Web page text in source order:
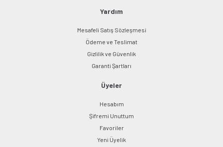
Yardım
Mesafeli Satış Sözleşmesi
Ödeme ve Teslimat
Gizlilik ve Güvenlik
Garanti Şartları
Üyeler
Hesabım
Şifremi Unuttum
Favoriler
Yeni Üyelik